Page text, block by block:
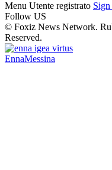
Menu Utente registrato
Follow US
© Foxiz News Network.
Reserved.
EnnaMessina